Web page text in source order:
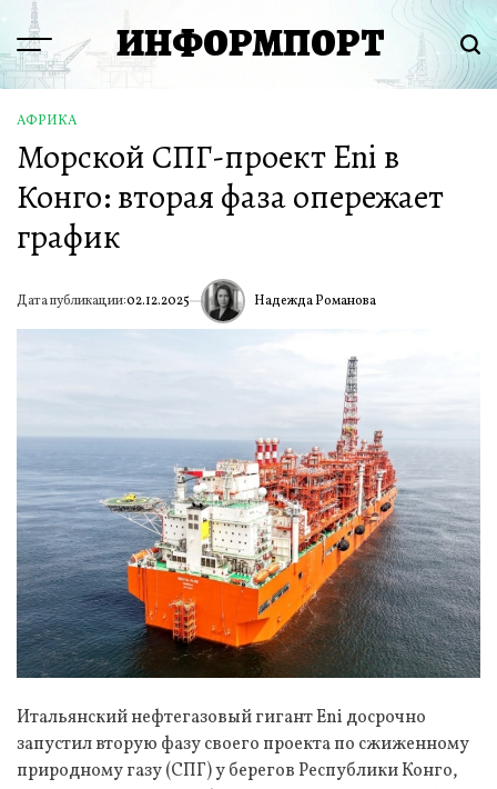
Перейти
содержимому
Menu ИНФОРМПОРТ
ОПУБЛИКОВАНО
В
АФРИКА
Морской СПГ-проект Eni в
Конго: вторая фаза опережает
график
Дата публикации:02.12.2025 ИА Надежда Романова
Итальянский нефтегазовый гигант Eni досрочно
запустил вторую фазу своего проекта по сжиженному
природному газу (СПГ) у берегов Республики Конго,